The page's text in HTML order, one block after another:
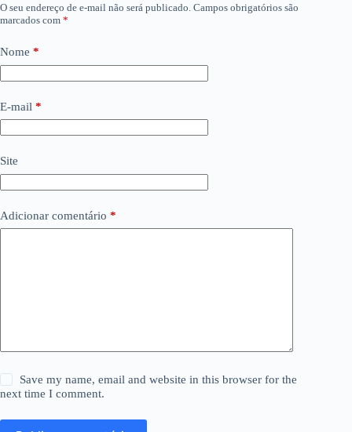
O seu endereço de e-mail não será publicado. Campos obrigatórios são
marcados com *
Nome *
E-mail *
Site
Adicionar comentário *
Save my name, email and website in this browser for the
next time I comment.